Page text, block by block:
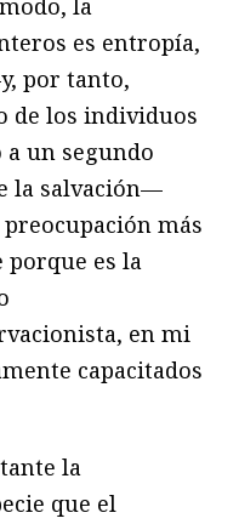
la
es entropía,
por tanto,
de los individuos
un segundo
la salvación—
más
es la
en mi
capacitados
la
que el